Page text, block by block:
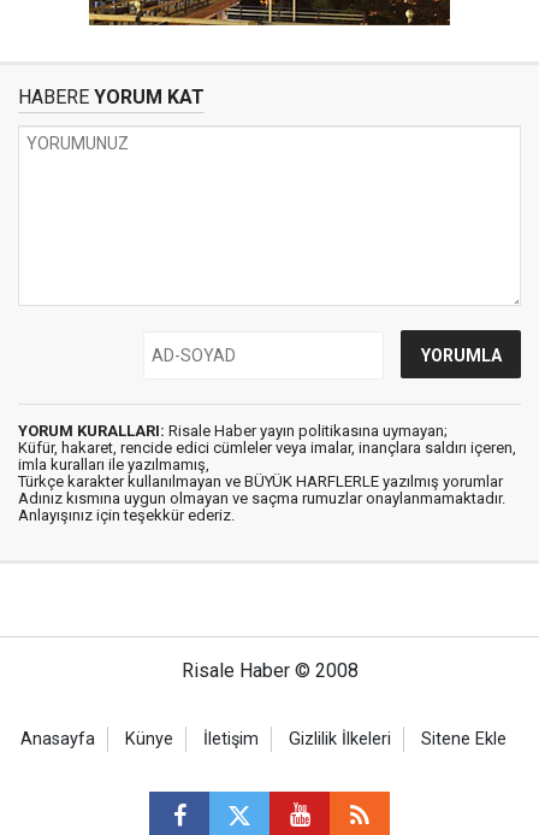
HABERE YORUM KAT
YORUM KURALLARI: Risale Haber yayın politikasına uymayan;
Küfür, hakaret, rencide edici cümleler veya imalar, inançlara saldırı içeren,
imla kuralları ile yazılmamış,
Türkçe karakter kullanılmayan ve BÜYÜK HARFLERLE yazılmış yorumlar
Adınız kısmına uygun olmayan ve saçma rumuzlar onaylanmamaktadır.
Anlayışınız için teşekkür ederiz.
Risale Haber © 2008
Anasayfa Künye İletişim Gizlilik İlkeleri Sitene Ekle